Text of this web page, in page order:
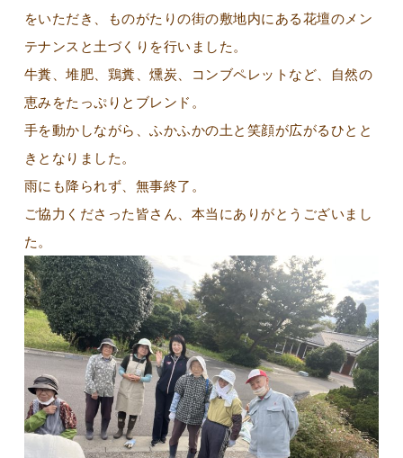
をいただき、ものがたりの街の敷地内にある花壇のメン
テナンスと土づくりを行いました。
牛糞、堆肥、鶏糞、燻炭、コンブペレットなど、自然の
恵みをたっぷりとブレンド。
手を動かしながら、ふかふかの土と笑顔が広がるひとと
きとなりました。
雨にも降られず、無事終了。
ご協力くださった皆さん、本当にありがとうございまし
た。